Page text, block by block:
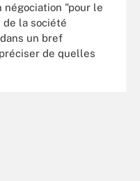
négociation "pour le
de la société
un bref
de quelles